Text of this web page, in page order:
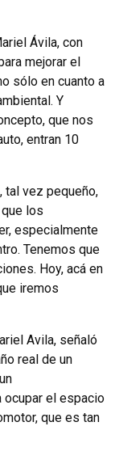
Ávila, con
mejorar el
sólo en cuanto a
Y
que nos
entran 10
tal vez pequeño,
los
especialmente
Tenemos que
Hoy, acá en
iremos
Avila, señaló
real de un
ocupar el espacio
que es tan